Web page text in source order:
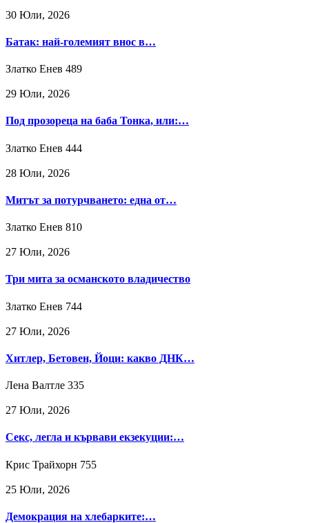
30 Юли, 2026
Батак: най-големият внос в…
Златко Енев 489
29 Юли, 2026
Под прозореца на баба Тонка, или:…
Златко Енев 444
28 Юли, 2026
Митът за потурчването: една от…
Златко Енев 810
27 Юли, 2026
Три мита за османското владичество
Златко Енев 744
27 Юли, 2026
Хитлер, Бетовен, Йоци: какво ДНК…
Лена Валтле 335
27 Юли, 2026
Секс, легла и кървави екзекуции:…
Крис Трайхорн 755
25 Юли, 2026
Демокрация на хлебарките:…